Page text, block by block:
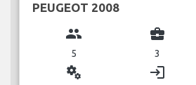
PEUGEOT 2008
group
5
business_center
3
miscellaneous_services login